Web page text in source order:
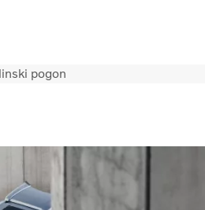
Volvo Trucks
pogon